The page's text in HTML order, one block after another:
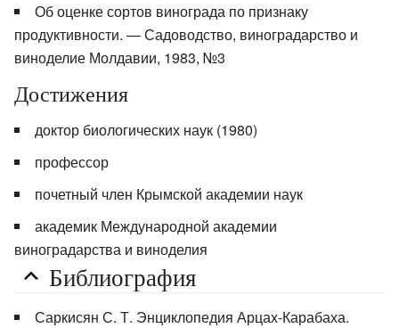
Об оценке сортов винограда по признаку
продуктивности. — Садоводство, виноградарство и
виноделие Молдавии, 1983, №3
Достижения
доктор биологических наук (1980)
профессор
почетный член Крымской академии наук
академик Международной академии
виноградарства и виноделия
Библиография
Саркисян С. Т. Энциклопедия Арцах-Карабаха.